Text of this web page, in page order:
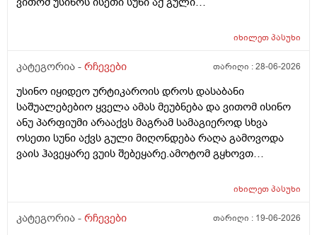
დამატენიანებელი შამპუნიც მაგრამ ყველაფერზე
შემიხლია ვიტანკები.რამე მირჩიეთ დამპუნი რა რომ
ამექავოს.ბიბხიანოს შამპუნი რომ ვიყიდო ბაბეზ3
უარესი ხომ არარის?მხოლპდ ბიბცოანის საპობს იტანს
ტანოს კანი მაგრამ შამპუნი აოხმაროა და ასე მგონია
ბაბე იფრო ნახია და თუ ბაბე მახლევს ქავილს ბიბჩენი
იგრო მომცემს?სავატაუდოთ სიმშრალისგან მექავება
ბინჩენი უკეთესია რონელი?სხვადასხვა აქვს ბუბჩენს
იხილეთპასუხი
კატეგორია - რჩევები თარიღი :28-06-2026
უსინო იყიდეო ურტიკაროის დროს დასაბანი
საშუალებებიო ყველა ამას მეუბნება და ვითომ ისინო
ანუ პარფიუმი არააქვს მაგრამ სამაგიეროდ სხვა
ოსეთი სუნი აქვს გული მიღონდება რაღა გამოვოდა
ვაის ჰავეყარე ვუის შებეყარე.ამოტომ გყხოვთ
დამატენიანებელ შამპუნს თაფლით რომ აროს იმას და
ბუბჩენის შამპუნი რომ ვიყიდო იმად?
იხილეთპასუხი
კატეგორია - რჩევები თარიღი : 19-06-2026